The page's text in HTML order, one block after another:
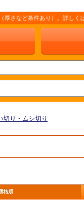
ど条件あり）。詳しくは、こ
切り・ムシ切り
格順